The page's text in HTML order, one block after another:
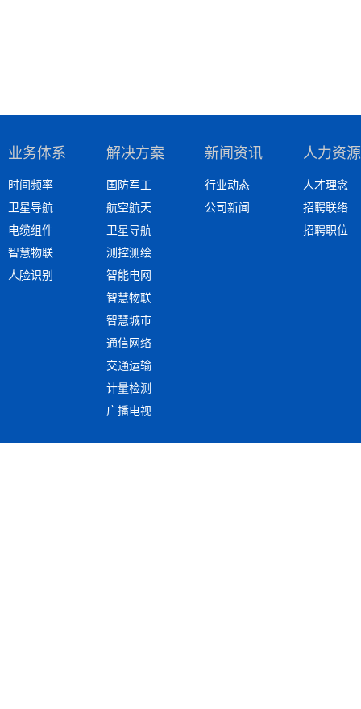
业务体系
时间频率
卫星导航
电缆组件
智慧物联
人脸识别
解决方案
国防军工
航空航天
卫星导航
测控测绘
智能电网
智慧物联
智慧城市
通信网络
交通运输
计量检测
广播电视
新闻资讯
行业动态
公司新闻
人力资源
人才理念
招聘联络
招聘职位